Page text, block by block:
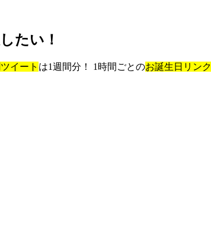
たい！
イート は1週間分！ 1時間ごとのお誕生日リンク